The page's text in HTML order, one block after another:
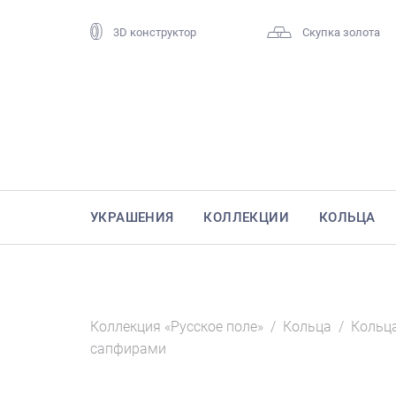
3D конструктор Скупка золота
УКРАШЕНИЯ КОЛЛЕКЦИИ КОЛЬЦА
Коллекция «Русское поле» / Кольца /
сапфирами